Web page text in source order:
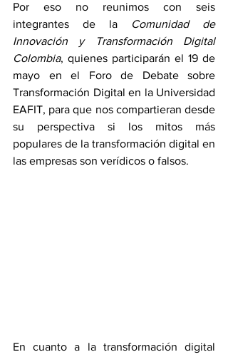
Por eso no reunimos con seis
integrantes de la
Comunidad de
Innovación y Transformación Digital
Colombia, quienes participarán el 19 de
mayo en el Foro de Debate sobre
Transformación Digital en la Universidad
EAFIT, para que nos compartieran desde
su perspectiva si los mitos más
populares de la transformación digital en
las empresas son verídicos o falsos.
En cuanto a la transformación digital